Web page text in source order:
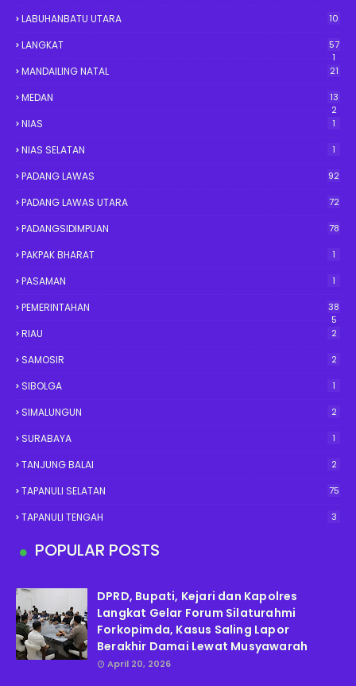
LABUHANBATU UTARA 10
LANGKAT
57
1
MANDAILING NATAL 21
MEDAN
13
2
NIAS 1
NIAS SELATAN 1
PADANG LAWAS 92
PADANG LAWAS UTARA 72
PADANGSIDIMPUAN 78
PAKPAK BHARAT 1
PASAMAN 1
PEMERINTAHAN
38
5
RIAU 2
SAMOSIR 2
SIBOLGA 1
SIMALUNGUN 2
SURABAYA 1
TANJUNG BALAI 2
TAPANULI SELATAN 75
TAPANULI TENGAH 3
POPULAR POSTS
DPRD, Bupati, Kejari dan Kapolres
Langkat Gelar Forum Silaturahmi
Forkopimda, Kasus Saling Lapor
Berakhir Damai Lewat Musyawarah
April 20, 2026